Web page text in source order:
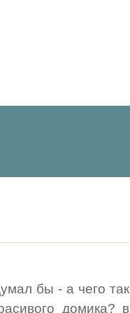
бы - а чего так
домика? в